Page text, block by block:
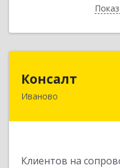
Консалт
Иваново
Клиентов на
153000,